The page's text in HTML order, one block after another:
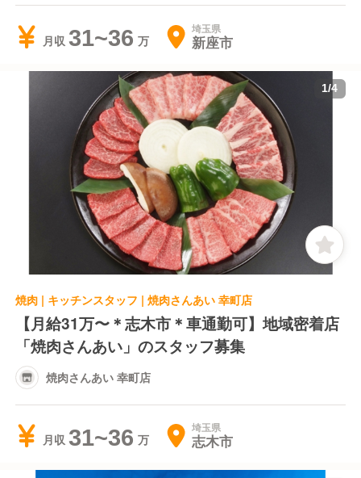
月収 31~36 埼玉県
新座市
1/4
焼肉 | キッチンスタッフ | 焼肉さんあい 幸町店
【月給31万〜＊志木市＊車通勤可】地域密着店
「焼肉さんあい」のスタッフ募集
焼肉さんあい 幸町店
月収 31~36 埼玉県
志木市